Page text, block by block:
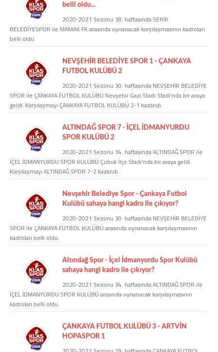
Künye
İletişim
Web Sürüme Geç
belli oldu...
2020-2021 Sezonu 38. haftasında SERİK
BELEDİYESPOR ile MAMAK FK arasında oynanacak karşılaşmasının kadroları
belli oldu.
NEVŞEHİR BELEDİYE SPOR 1 - ÇANKAYA
FUTBOL KULÜBÜ 2
2020-2021 Sezonu 30. haftasında NEVŞEHİR BELEDİYE
SPOR ile ÇANKAYA FUTBOL KULÜBÜ Nevşehir Gazi Stadı Stadı'nda bir araya
geldi. Karşılaşmayı ÇANKAYA FUTBOL KULÜBÜ 2-1 kazandı.
ALTINDAĞ SPOR 7 - İÇEL İDMANYURDU
SPOR KULÜBÜ 2
2020-2021 Sezonu 34. haftasında ALTINDAĞ SPOR ile
İÇEL İDMANYURDU SPOR KULÜBÜ Çubuk İlçe Stadı'nda bir araya geldi.
Karşılaşmayı ALTINDAĞ SPOR 7-2 kazandı.
Nevşehir Belediye Spor - Çankaya Futbol
Kulübü sahaya hangi kadro ile çıkıyor?
2020-2021 Sezonu 30. haftasında NEVŞEHİR BELEDİYE
SPOR ile ÇANKAYA FUTBOL KULÜBÜ arasında oynanacak karşılaşmasının
kadroları belli oldu.
Altındağ Spor - İçel İdmanyurdu Spor Kulübü
sahaya hangi kadro ile çıkıyor?
2020-2021 Sezonu 34. haftasında ALTINDAĞ SPOR ile
İÇEL İDMANYURDU SPOR KULÜBÜ arasında oynanacak karşılaşmasının
kadroları belli oldu.
ÇANKAYA FUTBOL KULÜBÜ 3 - ARTVİN
HOPASPOR 1